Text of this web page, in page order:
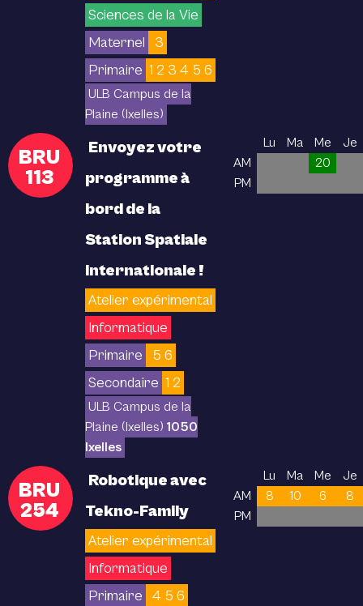
Sciences de la Vie
Maternel
3
Primaire 1 2 3 4 5 6
ULB Campus de la
Plaine (Ixelles)
BRU
113
Envoyez votre
programme à
bord de la
Station Spatiale
Internationale !
Atelier expérimental
Informatique
Primaire
5 6
Secondaire 1 2
ULB Campus de la
Plaine (Ixelles) 1050
Ixelles
Lu Ma Me
Je
AM
20
PM
BRU
254
Robotique avec
Tekno-Family
Atelier expérimental
Informatique
Primaire
4 5 6
Lu Ma Me
Je
AM
8 10 6
8
PM